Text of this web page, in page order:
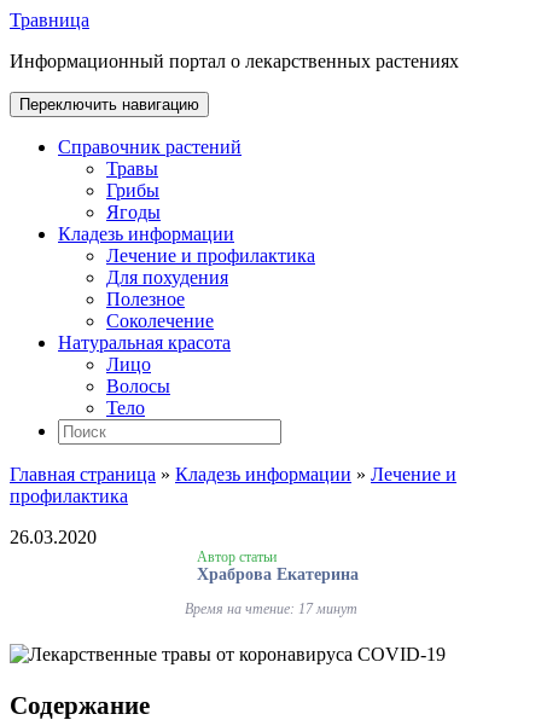
Травница
Информационный портал о лекарственных растениях
Переключить навигацию
Справочник растений
Травы
Грибы
Ягоды
Кладезь информации
Лечение и профилактика
Для похудения
Полезное
Соколечение
Натуральная красота
Лицо
Волосы
Тело
Главная страница » Кладезь информации » Лечение и
профилактика
26.03.2020
Автор статьи
Храброва Екатерина
Время на чтение: 17 минут
Содержание